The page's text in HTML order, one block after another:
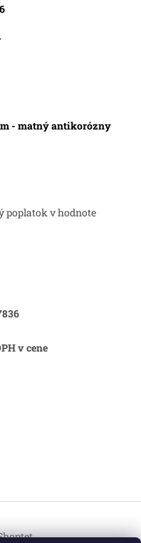
- matný antikorózny
poplatok v hodnote
v cene